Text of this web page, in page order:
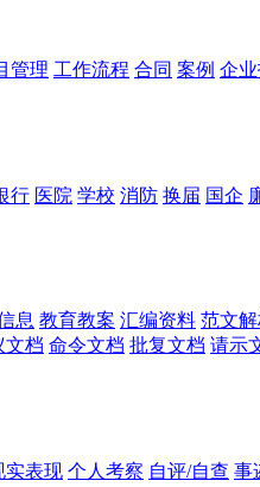
管理 工作流程 合同 案例 企
行 医院 学校 消防 换届 国企
息 教育教案 汇编资料 范文
文档 命令文档 批复文档 请示
实表现 个人考察 自评/自查 事